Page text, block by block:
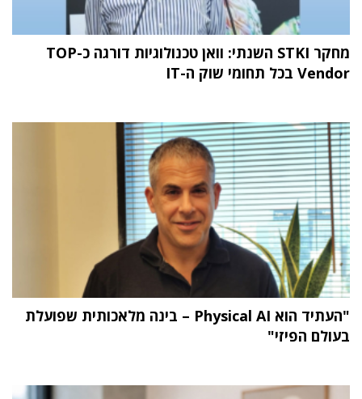
מחקר STKI השנתי: וואן טכנולוגיות דורגה כ-TOP
Vendor בכל תחומי שוק ה-IT
"העתיד הוא Physical AI – בינה מלאכותית שפועלת
בעולם הפיזי"